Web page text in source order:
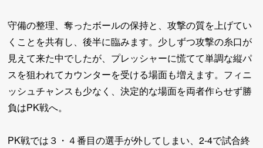
守備の整理、奪ったボールの保持と、攻撃の質を上げてい
くことを共有し、後半に臨みます。少しずつ攻撃の糸口が
見えて来た中でしたが、プレッシャーに慌てて単調な縦パ
スを狙われてカウンターを受ける場面も増えます。フィニ
ッシュチャンスも少なく、決定的な場面を両者作らせず勝
負はPK戦へ。
PK戦では３・４番目の選手が外してしまい、2-4で試合終